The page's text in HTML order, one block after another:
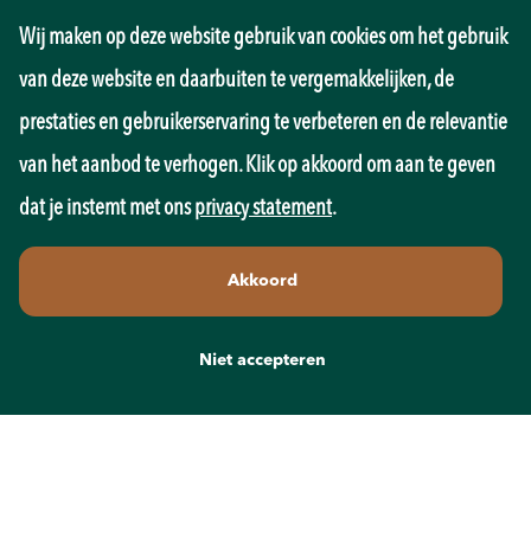
Management
Marketing
Overheid
Pedagogiek
Productie
Retail
Sales
Transport
Contact
Wij maken op deze website gebruik van cookies om het gebruik
van deze website en daarbuiten te vergemakkelijken, de
prestaties en gebruikerservaring te verbeteren en de relevantie
van het aanbod te verhogen. Klik op akkoord om aan te geven
dat je instemt met onsprivacy statement.
Akkoord
Niet accepteren